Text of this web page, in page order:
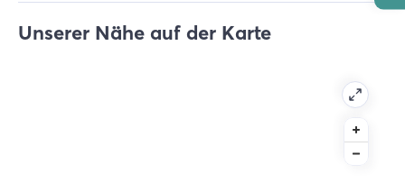
Unserer Nähe auf der Karte